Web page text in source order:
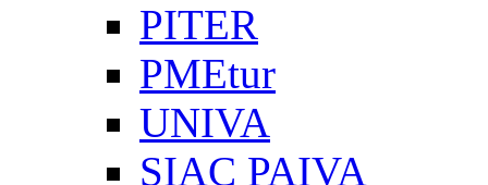
PITER
PMEtur
UNIVA
SIAC PAIVA